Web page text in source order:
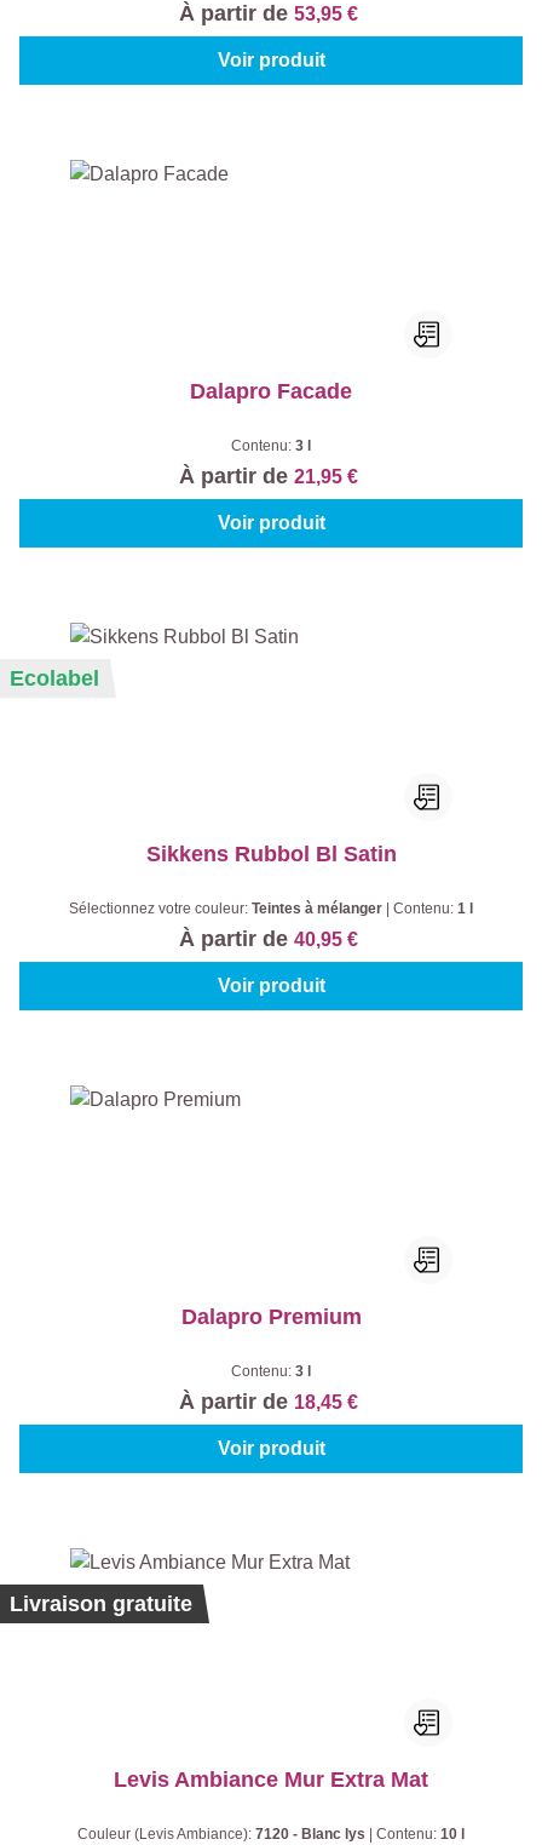
À partir de 53,95 €
Voir produit
Dalapro Facade
Contenu: 3 l
À partir de 21,95 €
Voir produit
Ecolabel
Sikkens Rubbol Bl Satin
Sélectionnez votre couleur: Teintes à mélanger Contenu: 1 l
À partir de 40,95 €
Voir produit
Dalapro Premium
Contenu: 3 l
À partir de 18,45 €
Voir produit
Ecolabel
Livraison gratuite
Levis Ambiance Mur Extra Mat
Couleur (Levis Ambiance): 7120 - Blanc lys Contenu: 10 l